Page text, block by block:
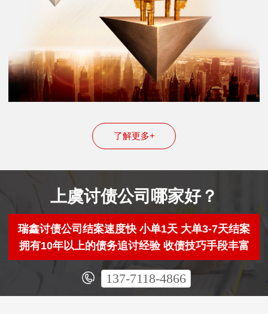
了解更多+
上虞讨债公司哪家好？
瑞鑫讨债公司结案速度快 小单1天 大单3-7天结案
拥有10年以上的债务追讨经验 收债技巧手段丰富
137-7118-4866